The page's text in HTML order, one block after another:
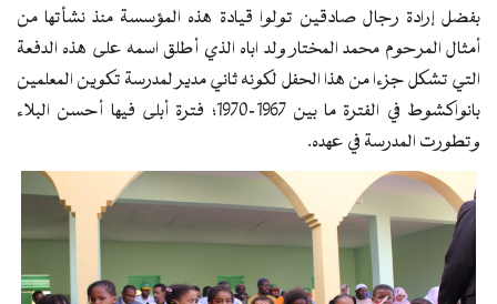
بفضل إرادة رجال صادقين تولوا قيادة هذه المؤسسة منذ نشأتها من
أمثال المرحوم محمد المختار ولد اباه الذي أطلق اسمه على هذه الدفعة
التي تشكل جزءا من هذا الحفل لكونه ثاني مدير لمدرسة تكوين المعلمين
بانواكشوط في الفترة ما بين 1967-1970؛ فترة أبلى فيها أحسن البلاء
وتطورت المدرسة في عهده.